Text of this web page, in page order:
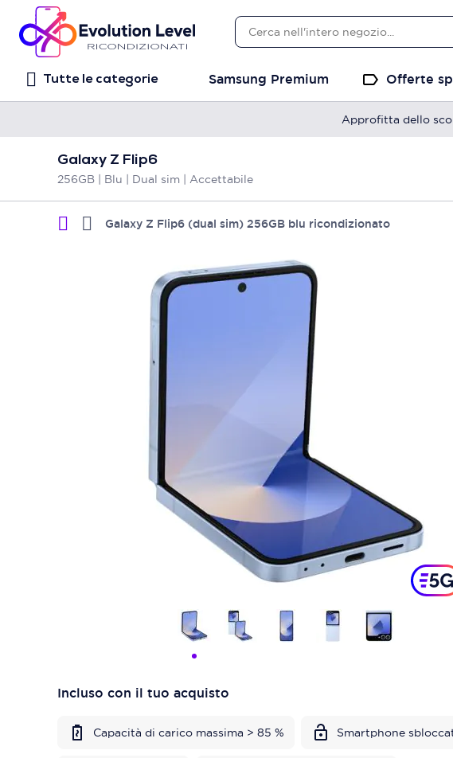
Tutte le categorie Samsung Premium Offerte
Approfitta dello
Galaxy Z Flip6
256GB | Blu | Dual sim | Accettabile
Galaxy Z Flip6 (dual sim) 256GB blu ricondizionato
Incluso con il tuo acquisto
Capacità di carico massima > 85 % Smartphone